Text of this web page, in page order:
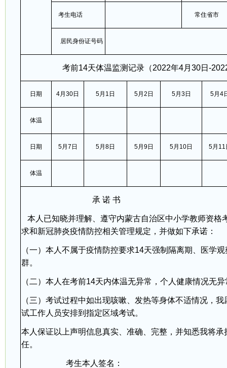
考生电话 常住省市
居民身份证号码
考前14天体温监测记录（2022年4月30日-
日期 4月30日 5月1日 5月2日 5月3日 5月4
体温
日期 5月7日 5月8日 5月9日 5月10日 5月11
体温
承 诺 书
本人已知晓并理解、遵守内蒙古自治区中小学教师资格
求和新冠肺炎疫情防控相关管理规定，并做如下承诺：
（一）本人不属于疫情防控要求14天强制隔离期、医学
群。
（二）本人在考前14天内体温无异常，个人健康情况无异
（三）考试过程中如出现咳嗽、发热等身体不适情况，
试工作人员安排到指定区域考试。
本人保证以上声明信息真实、准确、完整，并知悉我将
任。
考生本人签名：